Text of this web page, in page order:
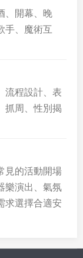
、開幕、晚
手、魔術互
流程設計、表
抓周、性別揭
見的活動開場
樂演出、氣氛
求選擇合適安